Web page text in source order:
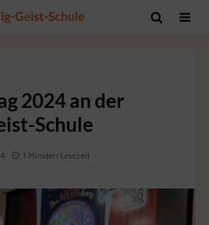
2024 an der
Schule
1 Minuten Lesezeit